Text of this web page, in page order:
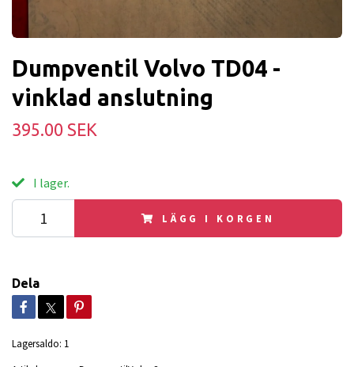
Dumpventil Volvo TD04 -
vinklad anslutning
395.00 SEK
I lager.
LÄGG I KORGEN
Dela
Lagersaldo: 1